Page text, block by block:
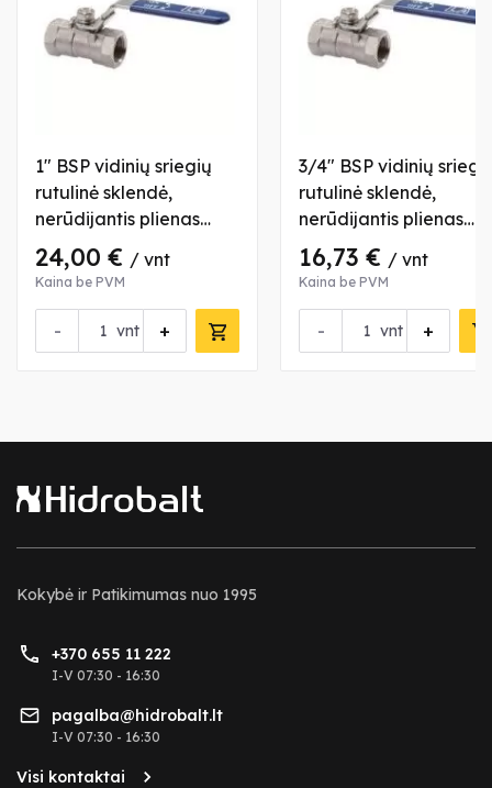
1" BSP vidinių sriegių
rutulinė sklendė,
nerūdijantis plienas
AISI 316
24,00 € / vnt
Kaina be PVM
- +
vnt
3/4" BSP vidinių
rutulinė sklendė,
nerūdijantis plienas
AISI 316
16,73 € / vnt
Kaina be PVM
- +
vnt
Kokybė ir Patikimumas nuo 1995
+370 655 11 222
I-V 07:30 - 16:30
pagalba@hidrobalt.lt
I-V 07:30 - 16:30
Visi kontaktai